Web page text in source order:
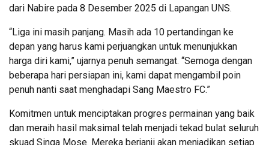
dari Nabire pada 8 Desember 2025 di Lapangan UNS.
“Liga ini masih panjang. Masih ada 10 pertandingan ke
depan yang harus kami perjuangkan untuk menunjukkan
harga diri kami,” ujarnya penuh semangat. “Semoga dengan
beberapa hari persiapan ini, kami dapat mengambil poin
penuh nanti saat menghadapi Sang Maestro FC.”
Komitmen untuk menciptakan progres permainan yang baik
dan meraih hasil maksimal telah menjadi tekad bulat seluruh
skuad Singa Mose. Mereka berjanji akan menjadikan setiap